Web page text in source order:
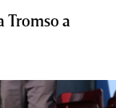
Tromso a